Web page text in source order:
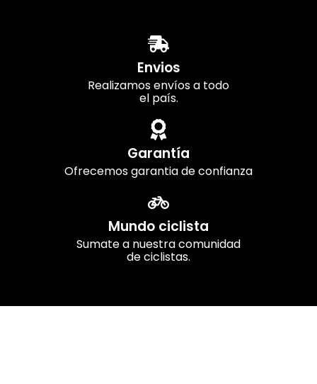
Envios
Realizamos envíos a todo
el país.
Garantía
Ofrecemos garantia de confianza
Mundo ciclista
Sumate a nuestra comunidad
de ciclistas.